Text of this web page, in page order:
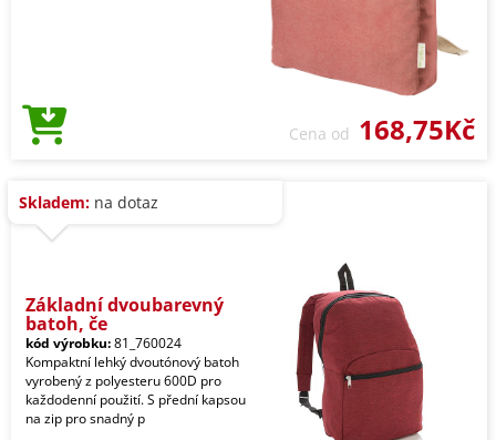
Cena od 168,75Kč
Skladem: na dotaz
Základní dvoubarevný
batoh, če
kód výrobku:81_760024
Kompaktní lehký dvoutónový batoh
vyrobený z polyesteru 600D pro
každodenní použití. S přední kapsou
na zip pro snadný p